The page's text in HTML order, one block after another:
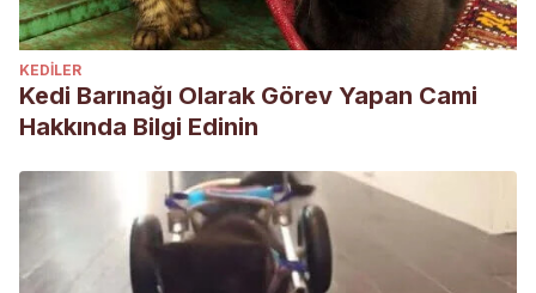
KEDILER
Kedi Barınağı Olarak Görev Yapan Cami
Hakkında Bilgi Edinin